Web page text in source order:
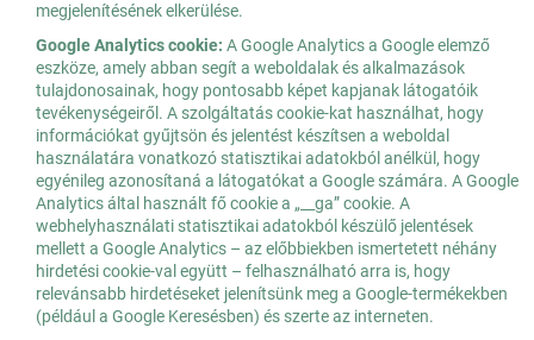
megjelenítésének elkerülése.
Google Analytics cookie: A Google Analytics a Google elemző
eszköze, amely abban segít a weboldalak és alkalmazások
tulajdonosainak, hogy pontosabb képet kapjanak látogatóik
tevékenységeiről. A szolgáltatás cookie-kat használhat, hogy
információkat gyűjtsön és jelentést készítsen a weboldal
használatára vonatkozó statisztikai adatokból anélkül, hogy
egyénileg azonosítaná a látogatókat a Google számára. A Google
Analytics által használt fő cookie a „__ga” cookie. A
webhelyhasználati statisztikai adatokból készülő jelentések
mellett a Google Analytics – az előbbiekben ismertetett néhány
hirdetési cookie-val együtt – felhasználható arra is, hogy
relevánsabb hirdetéseket jelenítsünk meg a Google-termékekben
(például a Google Keresésben) és szerte az interneten.